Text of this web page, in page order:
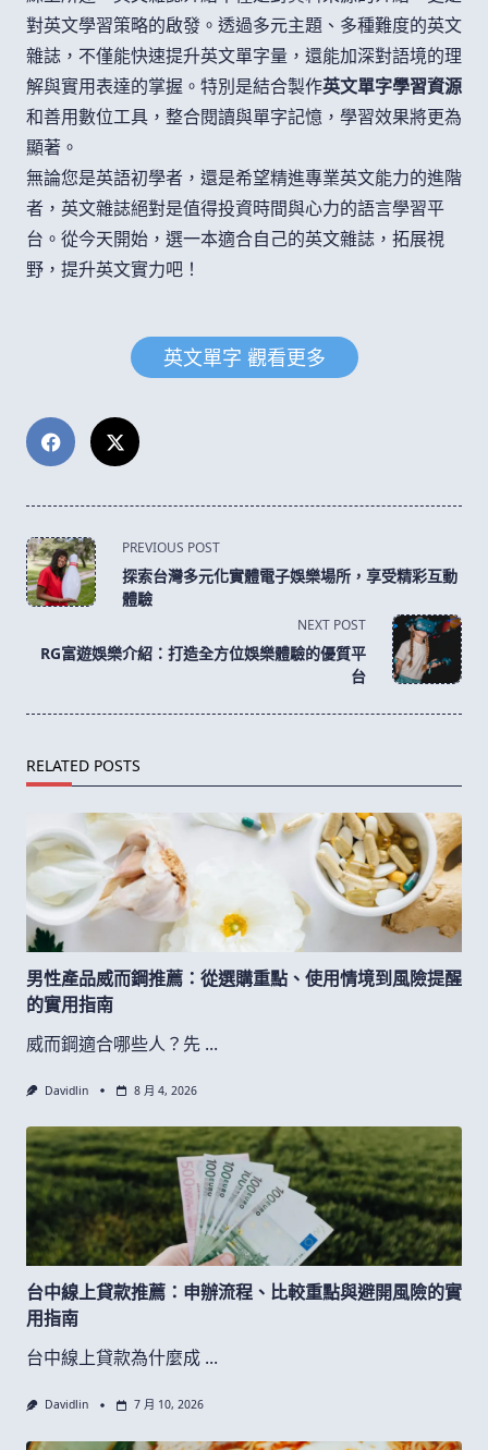
對英文學習策略的啟發。透過多元主題、多種難度的英文
雜誌，不僅能快速提升英文單字量，還能加深對語境的理
解與實用表達的掌握。特別是結合製作英文單字學習資源
和善用數位工具，整合閱讀與單字記憶，學習效果將更為
顯著。
無論您是英語初學者，還是希望精進專業英文能力的進階
者，英文雜誌絕對是值得投資時間與心力的語言學習平
台。從今天開始，選一本適合自己的英文雜誌，拓展視
野，提升英文實力吧！
英文單字 觀看更多
<span
class="nav-
subtitle
reader-
PREVIOUS POST
探索台灣多元化實體電子娛樂場所，享受精彩互動
體驗
NEXT POST
RG富遊娛樂介紹：打造全方位娛樂體驗的優質平
台
RELATED POSTS
男性產品威而鋼推薦：從選購重點、使用情境到風險提醒
的實用指南
威而鋼適合哪些人？先 ...
Davidlin 8 月 4, 2026
台中線上貸款推薦：申辦流程、比較重點與避開風險的實
用指南
台中線上貸款為什麼成 ...
Davidlin 7 月 10, 2026